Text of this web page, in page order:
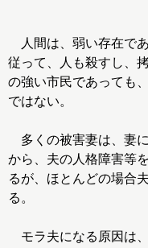
人間は、弱い存在で
従って、人も殺すし、
の強い市民であっても
ではない。
多くの被害妻は、妻
から、夫の人格障害等
るが、ほとんどの場合
る。
モラ夫になる原因は